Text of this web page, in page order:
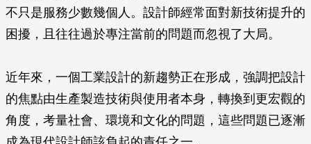
不只是服務少數幾個人。設計師經常面對新技術提升的
困擾，且往往過於專注當前的問題而忽視了大局。
近年來，一個工業設計的新趨勢正在形成，強調把設計
的焦點由生產製造技術與使用者本身，轉換到更宏觀的
角度，考量社會、環境和文化的問題，這些問題已逐漸